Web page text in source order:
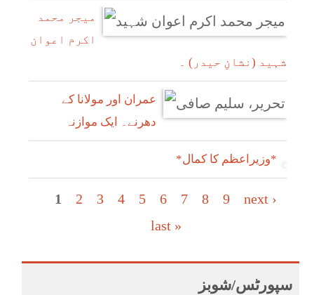
میجر محمد
اکرم اعوان
شہید (نشانِ حیدر) ۔
عمران اور مولانا کے
دھرنے۔ ایک موازنہ
*وزیراعظم کا کمال*
Pages
1 2 3 4 5 6 7 8 9
next ›
last »
سپورٹس/شوبز